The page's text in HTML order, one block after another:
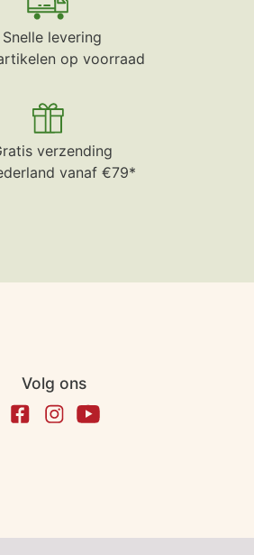
Snelle levering
op voorraad
verzending
vanaf €79*
Volg ons